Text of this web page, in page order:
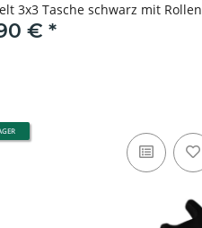
3x3 Tasche schwarz mit Rollen
€ *